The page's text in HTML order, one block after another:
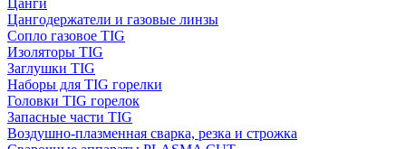
Цанги
Цангодержатели и газовые линзы
Сопло газовое TIG
Изоляторы TIG
Заглушки TIG
Наборы для TIG горелки
Головки TIG горелок
Запасные части TIG
Воздушно-плазменная сварка, резка и строжка